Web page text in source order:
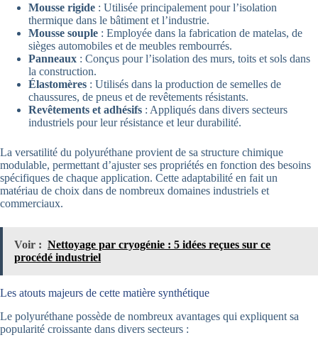
Mousse rigide : Utilisée principalement pour l’isolation
thermique dans le bâtiment et l’industrie.
Mousse souple : Employée dans la fabrication de matelas, de
sièges automobiles et de meubles rembourrés.
Panneaux : Conçus pour l’isolation des murs, toits et sols dans
la construction.
Élastomères : Utilisés dans la production de semelles de
chaussures, de pneus et de revêtements résistants.
Revêtements et adhésifs : Appliqués dans divers secteurs
industriels pour leur résistance et leur durabilité.
La versatilité du polyuréthane provient de sa structure chimique
modulable, permettant d’ajuster ses propriétés en fonction des besoins
spécifiques de chaque application. Cette adaptabilité en fait un
matériau de choix dans de nombreux domaines industriels et
commerciaux.
Voir : Nettoyage par cryogénie : 5 idées reçues sur ce
procédé industriel
Les atouts majeurs de cette matière synthétique
Le polyuréthane possède de nombreux avantages qui expliquent sa
popularité croissante dans divers secteurs :